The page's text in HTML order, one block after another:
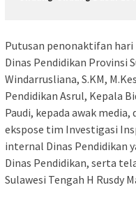
Putusan penonaktifan hari
Dinas Pendidikan Provinsi
Windarrusliana, S.KM,
Pendidikan Asrul, Kepala
Paudi, kepada awak
ekspose tim Investigasi
internal Dinas Pendidikan
Dinas Pendidikan, serta
Sulawesi Tengah H Rusdy